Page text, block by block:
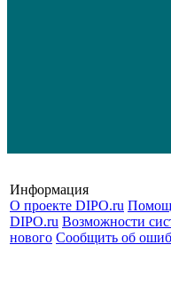
Информация
О проекте DIPO.ru
DIPO.ru Возможности
нового Сообщить об